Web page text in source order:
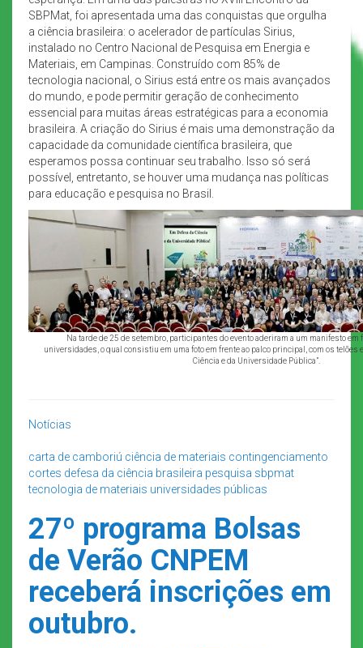
SBPMat, foi apresentada uma das conquistas que orgulha
a ciência brasileira: o acelerador de partículas Sirius,
instalado no Centro Nacional de Pesquisa em Energia e
Materiais, em Campinas. Construído com 85% de
tecnologia nacional, o Sirius está entre os mais avançados
do mundo, e pode permitir geração de conhecimento
essencial para muitas áreas estratégicas para a economia
brasileira. A criação do Sirius é mais uma demonstração da
capacidade da comunidade científica brasileira, que
esperamos possa continuar seu trabalho. Isso só será
possível, entretanto, se houver uma mudança nas políticas
para educação e pesquisa no Brasil.
Na tarde de 25 de setembro, participantes do evento aderiram a um manifesto em
universidades, o qual consistiu em uma foto em frente ao palco principal, com os telões
Ciência e da Universidade Pública”.
Notícias
carta de camboriú ciência de materiais contingenciamento
cortes defesa da ciência brasileira pesquisa sbpmat
tecnologia de materiais universidades públicas
27º programa Bolsas
de Verão CNPEM
receberá inscrições em
outubro.